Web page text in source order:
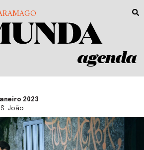
agenda
2023
João